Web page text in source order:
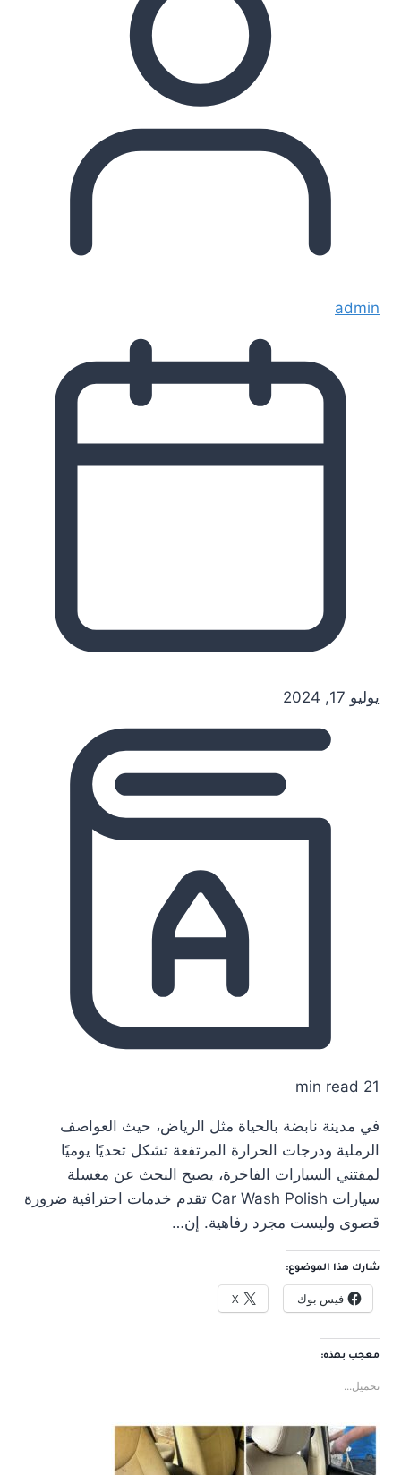
admin
يوليو 17, 2024
21 min read
في مدينة نابضة بالحياة مثل الرياض، حيث العواصف
الرملية ودرجات الحرارة المرتفعة تشكل تحديًا يوميًا
لمقتني السيارات الفاخرة، يصبح البحث عن مغسلة
سيارات Car Wash Polish تقدم خدمات احترافية ضرورة
قصوى وليست مجرد رفاهية. إن…
شارك هذا الموضوع:
فيس بوك X
معجب بهذه:
تحميل...